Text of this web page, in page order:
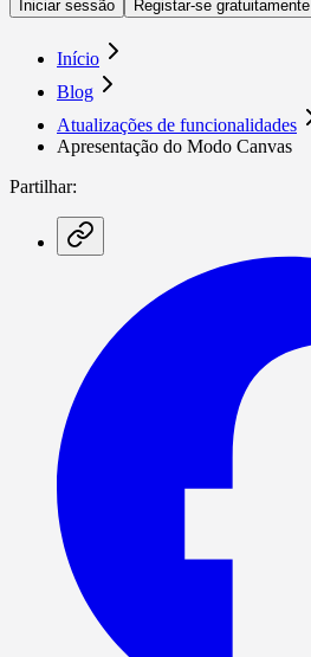
Iniciar sessão Registar-se gratuitamente
Início
Blog
Atualizações de funcionalidades
Apresentação do Modo Canvas
Partilhar: